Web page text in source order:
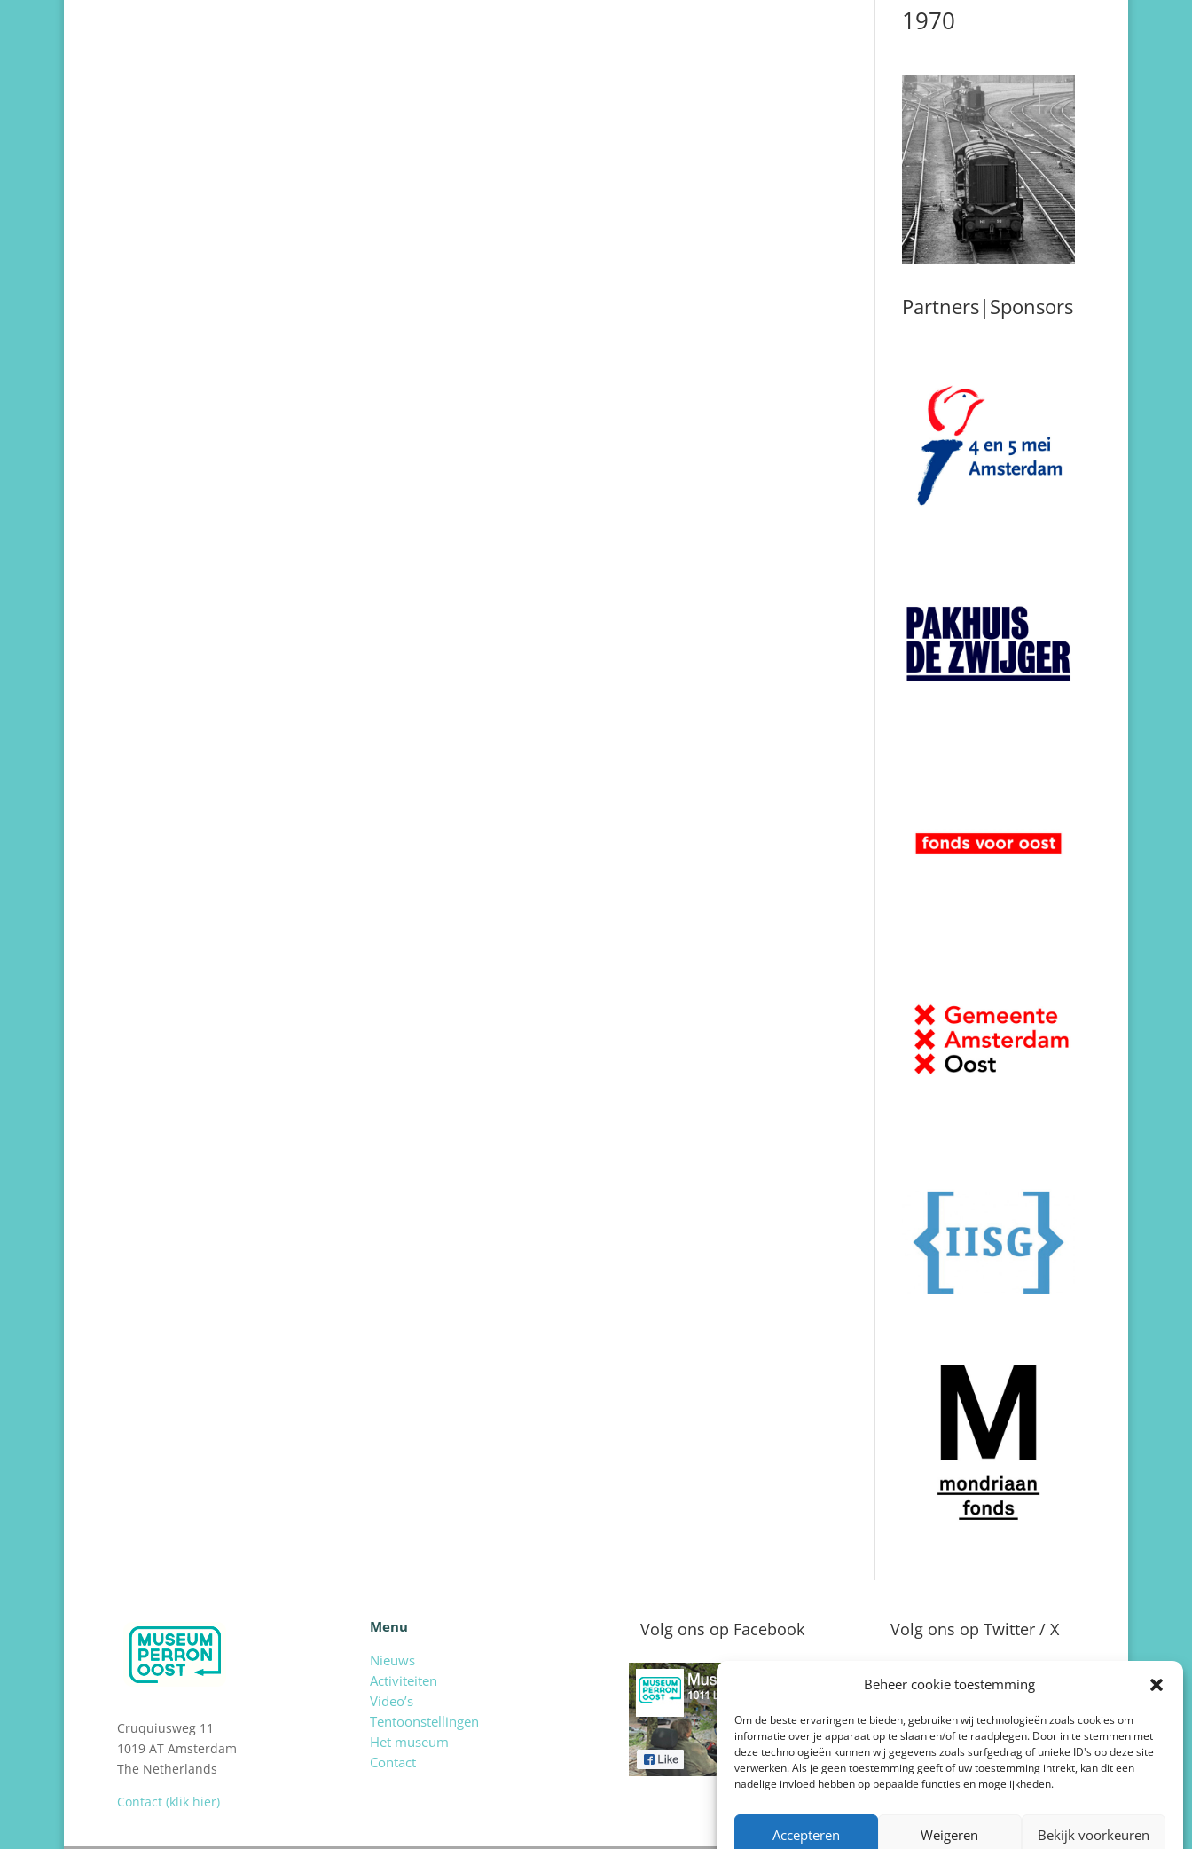
Beheer cookie toestemming
Om de beste ervaringen te bieden, gebruiken wij technologieën zoals cookies om
informatie over je apparaat op te slaan en/of te raadplegen. Door in te stemmen met
deze technologieën kunnen wij gegevens zoals surfgedrag of unieke ID's op deze site
verwerken. Als je geen toestemming geeft of uw toestemming intrekt, kan dit een
nadelige invloed hebben op bepaalde functies en mogelijkheden.
Accepteren Weigeren Bekijk voorkeuren
1970
Partners|Sponsors
Cruquiusweg 11
1019 AT Amsterdam
The Netherlands
Contact (klik hier)
Menu
Nieuws
Activiteiten
Video’s
Tentoonstellingen
Het museum
Contact
Volg ons op Facebook Volg ons op Twitter / X